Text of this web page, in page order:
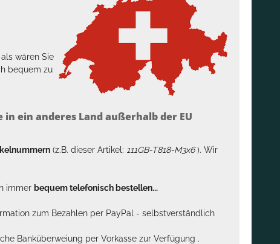
wären Sie
bequem zu
ein anderes Land außerhalb der EU
(z.B. dieser Artikel: 111GB-T818-M3x6). Wir
immer bequem telefonisch bestellen...
zum Bezahlen per PayPal - selbstverständlich
Banküberweiung per Vorkasse zur Verfügung .